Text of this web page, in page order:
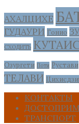
АХАЛЦИХЕ
ГУДАУРИ Гонио
СХОДИТЬ
Озургети Поти Рустави
ТЕЛАВИ
КОНТАКТЫ
ТРАНСПОРТ